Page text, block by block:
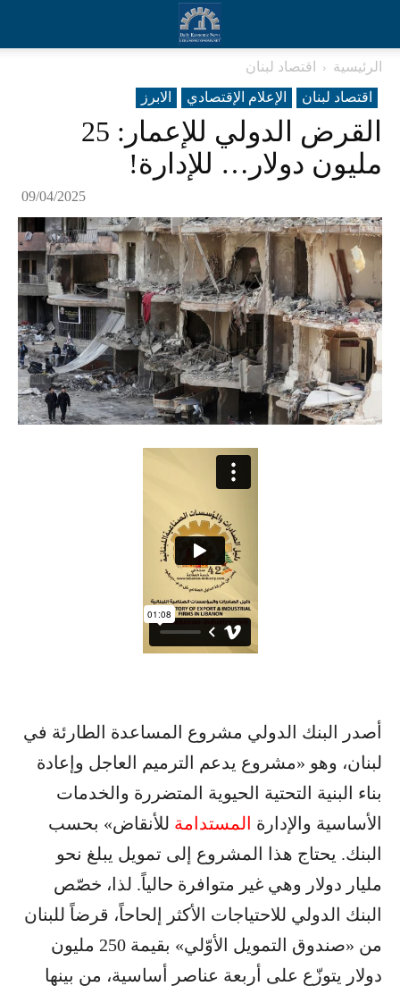
الرئيسية
اقتصاد لبنان
اقتصاد لبنان
الإعلام الإقتصادي الابرز
القرض الدولي للإعمار: 25
مليون دولار… للإدارة!
09/04/2025
أصدر البنك الدولي مشروع المساعدة الطارئة في
لبنان، وهو «مشروع يدعم الترميم العاجل وإعادة
بناء البنية التحتية الحيوية المتضررة والخدمات
الأساسية والإدارة المستدامة للأنقاض» بحسب
البنك. يحتاج هذا المشروع إلى تمويل يبلغ نحو
مليار دولار وهي غير متوافرة حالياً. لذا، خصّص
البنك الدولي للاحتياجات الأكثر إلحاحاً، قرضاً للبنان
من «صندوق التمويل الأوّلي» بقيمة 250 مليون
دولار يتوزّع على أربعة عناصر أساسية، من بينها